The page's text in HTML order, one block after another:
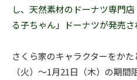
し、天然素材のドーナツ専門
る子ちゃん」ドーナツが発売さ
さくら家のキャラクターをか
（火）～1月21日（木）の期